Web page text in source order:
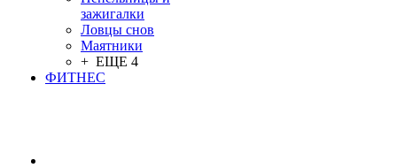
зажигалки
Ловцы снов
Маятники
+ ЕЩЕ 4
ФИТНЕС